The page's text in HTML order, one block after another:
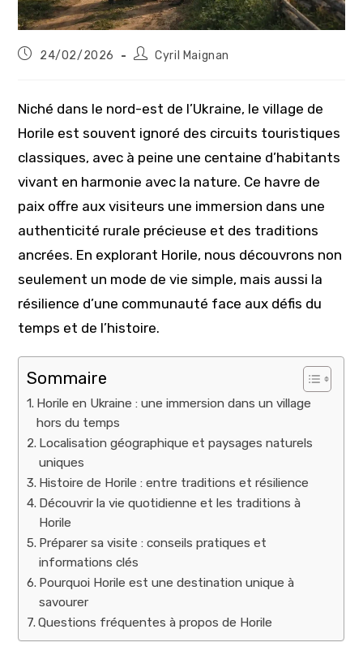
Publication
24/02/2026
Auteur/autrice
Cyril Maignan
Niché dans le nord-est de l’Ukraine, le village de
Horile est souvent ignoré des circuits touristiques
classiques, avec à peine une centaine d’habitants
vivant en harmonie avec la nature. Ce havre de
paix offre aux visiteurs une immersion dans une
authenticité rurale précieuse et des traditions
ancrées. En explorant Horile, nous découvrons non
seulement un mode de vie simple, mais aussi la
résilience d’une communauté face aux défis du
temps et de l’histoire.
Sommaire
Horile en Ukraine : une immersion dans un village
hors du temps
Localisation géographique et paysages naturels
uniques
Histoire de Horile : entre traditions et résilience
Découvrir la vie quotidienne et les traditions à
Horile
Préparer sa visite : conseils pratiques et
informations clés
Pourquoi Horile est une destination unique à
savourer
Questions fréquentes à propos de Horile